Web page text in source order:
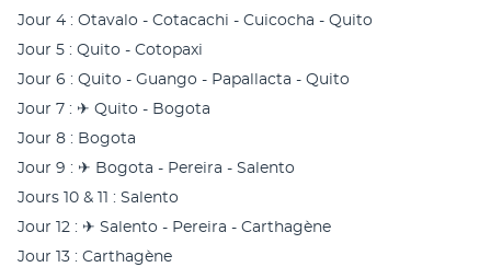
Jour 4 : Otavalo - Cotacachi - Cuicocha - Quito
Jour 5 : Quito - Cotopaxi
Jour 6 : Quito - Guango - Papallacta - Quito
Jour 7 : ✈ Quito - Bogota
Jour 8 : Bogota
Jour 9 : ✈ Bogota - Pereira - Salento
Jours 10 & 11 : Salento
Jour 12 : ✈ Salento - Pereira - Carthagène
Jour 13 : Carthagène